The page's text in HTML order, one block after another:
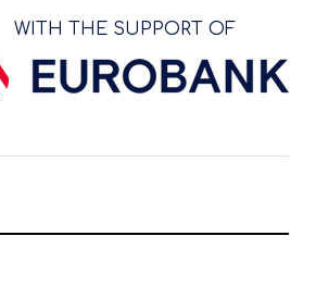
WITH THE SUPPORT OF